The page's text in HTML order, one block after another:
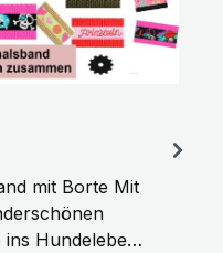
mit Borte Mit
ins Hundelebe…